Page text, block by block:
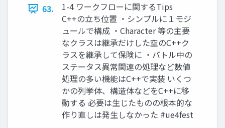
63.
1-4 ワークフローに関するTips
C++の立ち位置 ・シンプルに１モジ
ュールで構成 ・Character 等の主要
なクラスは継承だけした空のC++ク
ラスを継承して保険に ・バトル中の
ステータス異常関連の処理など数値
処理の多い機能はC++で実装 いくつ
かの列挙体、構造体などをC++に移
動する 必要は生じたものの根本的な
作り直しは発生しなかった #ue4fest